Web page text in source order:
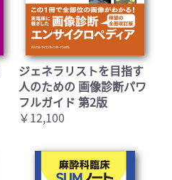
ジェネラリストを目指す
人のための 画像診断パワ
フルガイド 第2版
￥12,100